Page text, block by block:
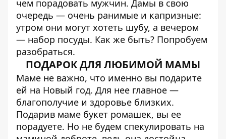
чем порадовать мужчин. Дамы в свою
очередь — очень ранимые и капризные:
утром они могут хотеть шубу, а вечером
— набор посуды. Как же быть? Попробуем
разобраться.
ПОДАРОК ДЛЯ ЛЮБИМОЙ МАМЫ
Маме не важно, что именно вы подарите
ей на Новый год. Для нее главное —
благополучие и здоровье близких.
Подарив маме букет ромашек, вы ее
порадуете. Но не будем спекулировать на